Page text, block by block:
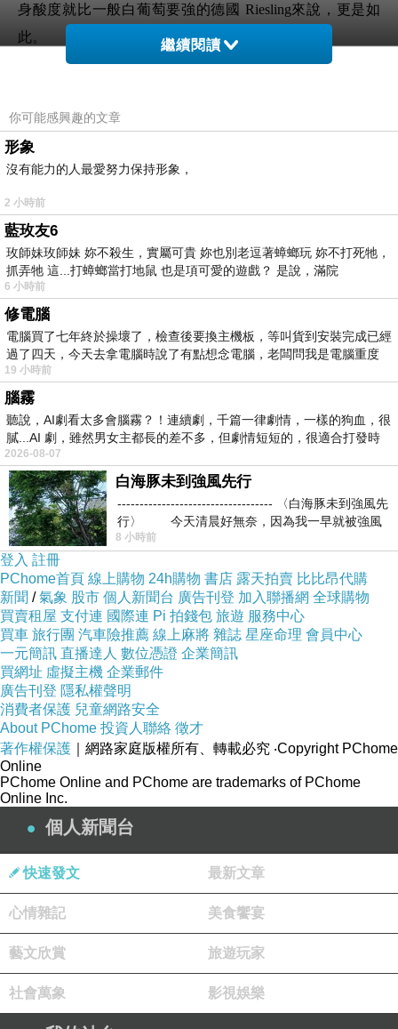
身酸度就比一般白葡萄要強的德國 Riesling來說，更是如
此。
將酒冰冷後打開來喝。
一開始的香氣是典型 Riesling 特有的礦石味，還有一點點
彷彿結凍了的醃漬鳳梨、杏桃和柑桔的香氣。
不過，喝到口中的感覺就跟傳統的德國甜白不同了。
它很酸呀！
那種像是台灣南部路邊攤常見的醃製『楊桃冰』的風味，
合併著非常爽口的酸度（主要是蘋果酸及酒石酸）在嘴裡
爆發！讓人感受到一陣又一陣的酸味快感。因為沒有甜度
的平衡，又因為酒本身也很年輕，奇特的楊桃酸（或說醃
製水果、青蘋果等）的口味混合微許的氣泡口感，爽快地
吞下喉嚨，像是品嚐南洋風味的碳酸飲料，天然又新鮮！
.
但可別被表象騙了。
在這樣酷熱的天氣下，將酒冰涼了後『暢飲』，幾杯下
肚，在還來不及反應之前，那回湧的酒精會讓人一下子就
感受到酒意。 這酒的香氣和酸度非常特別，然而，隱藏其
後是非常紮實的12.5 酒精度（比正常甜德白要高一截）。
如果沒有堤防（先吃點東西），很容易就會被這宛如巨浪
般的酒度所淹沒。
因為酒精度比較高，回溫後的酒體慢慢轉成溫和（酒精蓋
過去酸度）。 而且，很奇妙的，酒杯中開始散發出一股白
脫糖（傳統的椰子糖）的味道，縈繞其中則是些許西洋梨
及檸檬的香氣，口感的變化奇特而明顯。 這款干白，在飲
用過程中，因為溫度差異，帶來截然不同的轉變，讓人覺
得好像在喝兩瓶不同的酒一樣，感覺很特別。
幾乎沒有甜度，相對而言酸味就更顯得力量十足，果香濃
繼續閱讀
你可能感興趣的文章
形象
沒有能力的人最愛努力保持形象，
2 小時前
藍玫友6
玫師妹玫師妹 妳不殺生，實屬可貴 妳也別老逗著蟑螂玩 妳不打死牠，
抓弄牠 這...打蟑螂當打地鼠 也是項可愛的遊戲？ 是說，滿院
6 小時前
修電腦
電腦買了七年終於操壞了，檢查後要換主機板，等叫貨到安裝完成已經
過了四天，今天去拿電腦時說了有點想念電腦，老闆問我是電腦重度
19 小時前
腦霧
聽說，AI劇看太多會腦霧？！連續劇，千篇一律劇情，一樣的狗血，很
膩...AI 劇，雖然男女主都長的差不多，但劇情短短的，很適合打發時
2026-08-07
白海豚未到強風先行
----------------------------------- 〈白海豚未到強風先
行〉 今天清晨好無奈，因為我一早就被強風
8 小時前
登入 註冊
PChome首頁 線上購物 24h購物 書店 露天拍賣 比比昂代購
新聞 /氣象 股市 個人新聞台 廣告刊登 加入聯播網 全球購物
買賣租屋 支付連 國際連 Pi 拍錢包 旅遊 服務中心
買車 旅行團 汽車險推薦 線上麻將 雜誌 星座命理 會員中心
一元簡訊 直播達人 數位憑證 企業簡訊
買網址 虛擬主機 企業郵件
廣告刊登 隱私權聲明
消費者保護 兒童網路安全
About PChome 投資人聯絡 徵才
著作權保護 ｜網路家庭版權所有、轉載必究 ‧Copyright PChome
Online
PChome Online and PChome are trademarks of PChome
Online Inc.
個人新聞台
快速發文 最新文章
心情雜記 美食饗宴
藝文欣賞 旅遊玩家
社會萬象 影視娛樂